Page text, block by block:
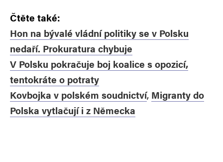
Čtěte také:
Hon na bývalé vládní politiky se v Polsku
nedaří. Prokuratura chybuje
V Polsku pokračuje boj koalice s opozicí,
tentokráte o potraty
Kovbojka v polském soudnictví, Migranty do
Polska vytlačují i z Německa